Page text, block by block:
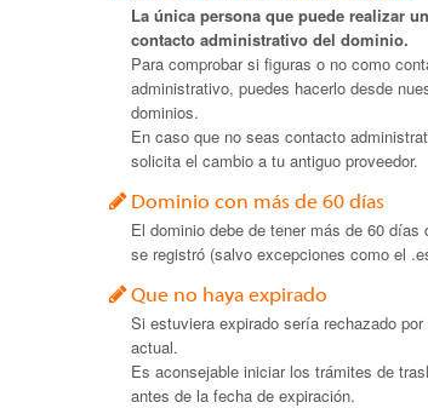
La única persona que puede realizar
contacto administrativo del dominio.
Para comprobar si figuras o no como
administrativo, puedes hacerlo desde
dominios.
En caso que no seas contacto
solicita el cambio a tu antiguo proveedor.
Dominio con más de 60 días
El dominio debe de tener más de 60 días
se registró (salvo excepciones como el
Que no haya expirado
Si estuviera expirado sería rechazado
actual.
Es aconsejable iniciar los trámites de
antes de la fecha de expiración.